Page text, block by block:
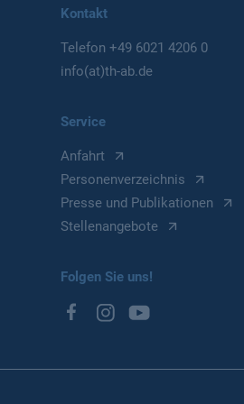
Kontakt
Telefon+49 6021 4206 0
info(at)th-ab.de
Service
Anfahrt
Personenverzeichnis
Presse und Publikationen
Stellenangebote
Folgen Sie uns!